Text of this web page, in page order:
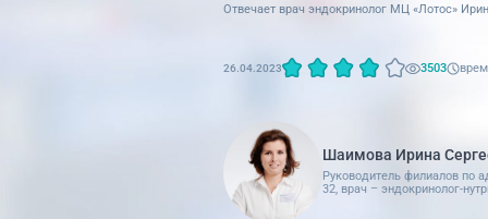
Отвечает врач эндокринолог МЦ «Лотос»
26.04.2023 3503
Шаимова Ирина
Руководитель филиалов по
32, врач – эндокринолог-
Аллергология и иммунология
Гастроэнтерология